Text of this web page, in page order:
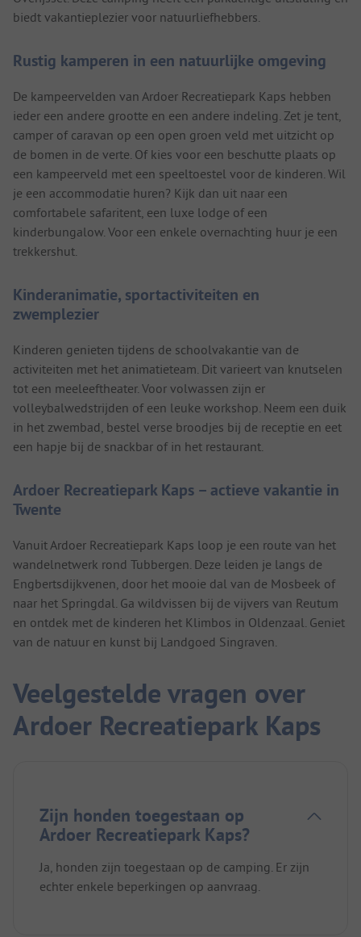
biedt vakantieplezier voor natuurliefhebbers.
Rustig kamperen in een natuurlijke omgeving
De kampeervelden van Ardoer Recreatiepark Kaps hebben
ieder een andere grootte en een andere indeling. Zet je tent,
camper of caravan op een open groen veld met uitzicht op
de bomen in de verte. Of kies voor een beschutte plaats op
een kampeerveld met een speeltoestel voor de kinderen. Wil
je een accommodatie huren? Kijk dan uit naar een
comfortabele safaritent, een luxe lodge of een
kinderbungalow. Voor een enkele overnachting huur je een
trekkershut.
Kinderanimatie, sportactiviteiten en
zwemplezier
Kinderen genieten tijdens de schoolvakantie van de
activiteiten met het animatieteam. Dit varieert van knutselen
tot een meeleeftheater. Voor volwassen zijn er
volleybalwedstrijden of een leuke workshop. Neem een duik
in het zwembad, bestel verse broodjes bij de receptie en eet
een hapje bij de snackbar of in het restaurant.
Ardoer Recreatiepark Kaps – actieve vakantie in
Twente
Vanuit Ardoer Recreatiepark Kaps loop je een route van het
wandelnetwerk rond Tubbergen. Deze leiden je langs de
Engbertsdijkvenen, door het mooie dal van de Mosbeek of
naar het Springdal. Ga wildvissen bij de vijvers van Reutum
en ontdek met de kinderen het Klimbos in Oldenzaal. Geniet
van de natuur en kunst bij Landgoed Singraven.
Veelgestelde vragen over
Ardoer Recreatiepark Kaps
Zijn honden toegestaan op
Ardoer Recreatiepark Kaps?
Ja, honden zijn toegestaan op de camping. Er zijn
echter enkele beperkingen op aanvraag.